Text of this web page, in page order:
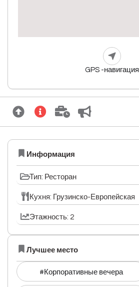
GPS -навигация
Информация
Тип: Ресторан
Кухня: Грузинско-Европейская
Этажность: 2
Лучшее место
#Корпоративные вечера